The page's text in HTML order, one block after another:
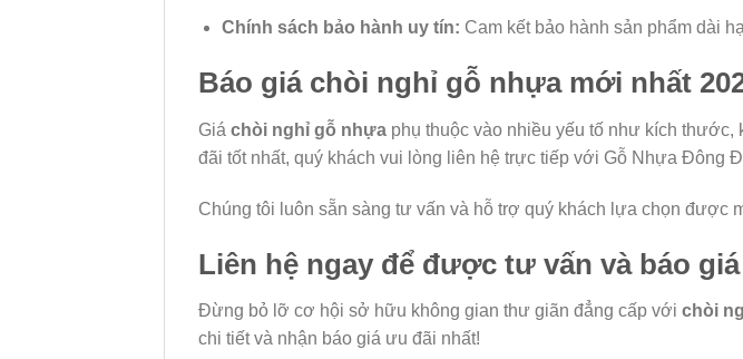
Chính sách bảo hành uy tín: Cam kết bảo hành sản phẩm dài
Báo giá chòi nghỉ gỗ nhựa mới nhất
Giá chòi nghỉ gỗ nhựa phụ thuộc vào nhiều yếu tố như kích
đãi tốt nhất, quý khách vui lòng liên hệ trực tiếp với Gỗ Nhựa Đông
Chúng tôi luôn sẵn sàng tư vấn và hỗ trợ quý khách lựa chọn được
Liên hệ ngay để được tư vấn và báo
Đừng bỏ lỡ cơ hội sở hữu không gian thư giãn đẳng cấp với chòi
chi tiết và nhận báo giá ưu đãi nhất!